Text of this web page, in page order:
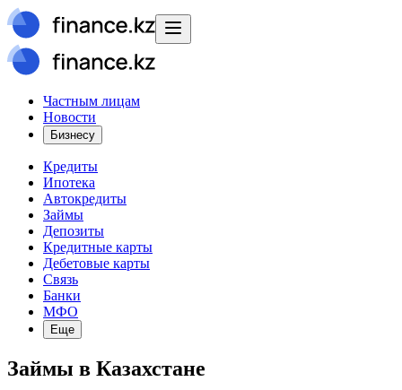
Частным лицам
Новости
Бизнесу
Кредиты
Ипотека
Автокредиты
Займы
Депозиты
Кредитные карты
Дебетовые карты
Связь
Банки
МФО
Еще
Займы в Казахстане